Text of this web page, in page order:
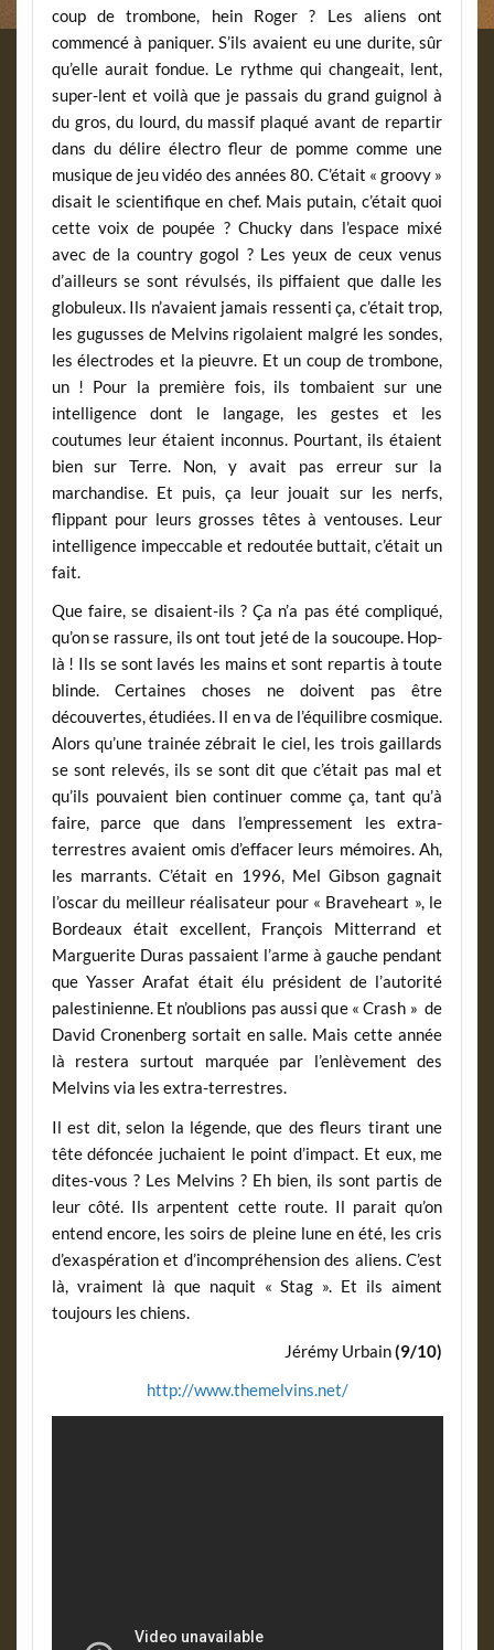
coup de trombone, hein Roger ? Les aliens ont
commencé à paniquer. S’ils avaient eu une durite, sûr
qu’elle aurait fondue. Le rythme qui changeait, lent,
super-lent et voilà que je passais du grand guignol à
du gros, du lourd, du massif plaqué avant de repartir
dans du délire électro fleur de pomme comme une
musique de jeu vidéo des années 80. C’était « groovy »
disait le scientifique en chef. Mais putain, c’était quoi
cette voix de poupée ? Chucky dans l’espace mixé
avec de la country gogol ? Les yeux de ceux venus
d’ailleurs se sont révulsés, ils piffaient que dalle les
globuleux. Ils n’avaient jamais ressenti ça, c’était trop,
les gugusses de Melvins rigolaient malgré les sondes,
les électrodes et la pieuvre. Et un coup de trombone,
un ! Pour la première fois, ils tombaient sur une
intelligence dont le langage, les gestes et les
coutumes leur étaient inconnus. Pourtant, ils étaient
bien sur Terre. Non, y avait pas erreur sur la
marchandise. Et puis, ça leur jouait sur les nerfs,
flippant pour leurs grosses têtes à ventouses. Leur
intelligence impeccable et redoutée buttait, c’était un
fait.
Que faire, se disaient-ils ? Ça n’a pas été compliqué,
qu’on se rassure, ils ont tout jeté de la soucoupe. Hop-
là ! Ils se sont lavés les mains et sont repartis à toute
blinde. Certaines choses ne doivent pas être
découvertes, étudiées. Il en va de l’équilibre cosmique.
Alors qu’une trainée zébrait le ciel, les trois gaillards
se sont relevés, ils se sont dit que c’était pas mal et
qu’ils pouvaient bien continuer comme ça, tant qu’à
faire, parce que dans l’empressement les extra-
terrestres avaient omis d’effacer leurs mémoires. Ah,
les marrants. C’était en 1996, Mel Gibson gagnait
l’oscar du meilleur réalisateur pour « Braveheart », le
Bordeaux était excellent, François Mitterrand et
Marguerite Duras passaient l’arme à gauche pendant
que Yasser Arafat était élu président de l’autorité
palestinienne. Et n’oublions pas aussi que « Crash » de
David Cronenberg sortait en salle. Mais cette année
là restera surtout marquée par l’enlèvement des
Melvins via les extra-terrestres.
Il est dit, selon la légende, que des fleurs tirant une
tête défoncée juchaient le point d’impact. Et eux, me
dites-vous ? Les Melvins ? Eh bien, ils sont partis de
leur côté. Ils arpentent cette route. Il parait qu’on
entend encore, les soirs de pleine lune en été, les cris
d’exaspération et d’incompréhension des aliens. C’est
là, vraiment là que naquit « Stag ». Et ils aiment
toujours les chiens.
Jérémy Urbain(9/10)
http://www.themelvins.net/